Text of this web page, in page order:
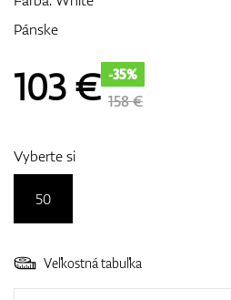
Pánske
103€ -35%
158 €
Vyberte si
50
Veľkostná tabuľka